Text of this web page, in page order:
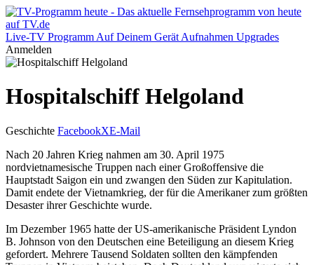
Live-TV Programm Auf Deinem Gerät Aufnahmen Upgrades
Anmelden
Hospitalschiff Helgoland
Geschichte FacebookXE-Mail
Nach 20 Jahren Krieg nahmen am 30. April 1975
nordvietnamesische Truppen nach einer Großoffensive die
Hauptstadt Saigon ein und zwangen den Süden zur Kapitulation.
Damit endete der Vietnamkrieg, der für die Amerikaner zum größten
Desaster ihrer Geschichte wurde.
Im Dezember 1965 hatte der US-amerikanische Präsident Lyndon
B. Johnson von den Deutschen eine Beteiligung an diesem Krieg
gefordert. Mehrere Tausend Soldaten sollten den kämpfenden